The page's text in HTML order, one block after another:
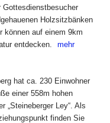
Gottesdienstbesucher
Holzsitzbänken
können auf einem 9km
entdecken.
mehr
hat ca. 230 Einwohner
einer 558m hohen
„Steineberger Ley“. Als
finden Sie